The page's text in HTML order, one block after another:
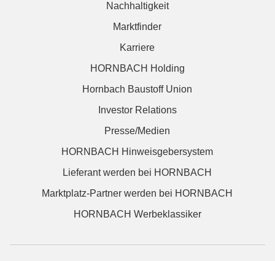
Nachhaltigkeit
Marktfinder
Karriere
HORNBACH Holding
Hornbach Baustoff Union
Investor Relations
Presse/Medien
HORNBACH Hinweisgebersystem
Lieferant werden bei HORNBACH
Marktplatz-Partner werden bei HORNBACH
HORNBACH Werbeklassiker